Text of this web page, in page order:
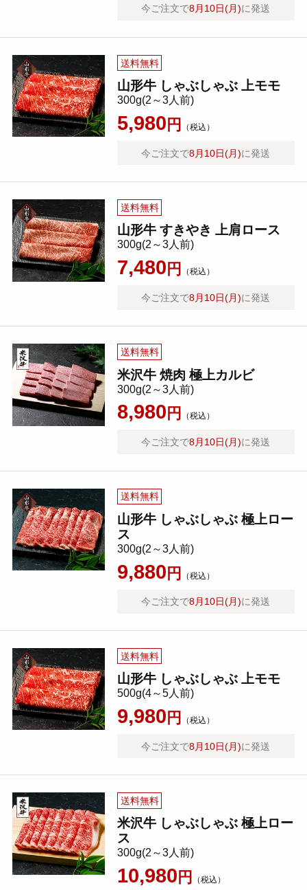
今ご注文で8月10日(月)に発送
送料無料
山形牛 しゃぶしゃぶ 上モモ
300g(2～3人前)
5,980 円 （税込）
今ご注文で8月10日(月)に発送
送料無料
山形牛 すきやき 上肩ロース
300g(2～3人前)
7,480 円 （税込）
今ご注文で8月10日(月)に発送
送料無料
米沢牛 焼肉 極上カルビ
300g(2～3人前)
8,980 円 （税込）
今ご注文で8月10日(月)に発送
送料無料
山形牛 しゃぶしゃぶ 極上ロー
ス
300g(2～3人前)
9,880 円 （税込）
今ご注文で8月10日(月)に発送
送料無料
山形牛 しゃぶしゃぶ 上モモ
500g(4～5人前)
9,980 円 （税込）
今ご注文で8月10日(月)に発送
送料無料
米沢牛 しゃぶしゃぶ 極上ロー
ス
300g(2～3人前)
10,980 円 （税込）